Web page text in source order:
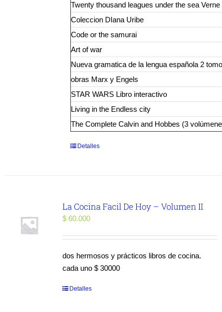
Twenty thousand leagues under the sea Verne
Coleccion DIana Uribe
Code or the samurai
Art of war
Nueva gramatica de la lengua española 2
obras Marx y Engels
STAR WARS Libro interactivo
Living in the Endless city
The Complete Calvin and Hobbes (3
Detalles
La Cocina Facil De Hoy – Volumen II
$60.000
dos hermosos y prácticos libros de cocina.
cada uno $ 30000
Detalles